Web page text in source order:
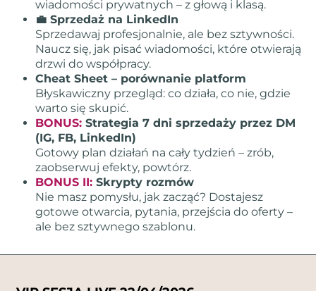
wiadomości prywatnych – z głową i klasą.
💼 Sprzedaż na LinkedIn
Sprzedawaj profesjonalnie, ale bez sztywności.
Naucz się, jak pisać wiadomości, które otwierają
drzwi do współpracy.
Cheat Sheet – porównanie platform
Błyskawiczny przegląd: co działa, co nie, gdzie
warto się skupić.
BONUS: Strategia 7 dni sprzedaży przez DM
(IG, FB, LinkedIn)
Gotowy plan działań na cały tydzień – zrób,
zaobserwuj efekty, powtórz.
BONUS II: Skrypty rozmów
Nie masz pomysłu, jak zacząć? Dostajesz
gotowe otwarcia, pytania, przejścia do oferty –
ale bez sztywnego szablonu.